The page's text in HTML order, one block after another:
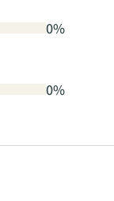
0%
0%